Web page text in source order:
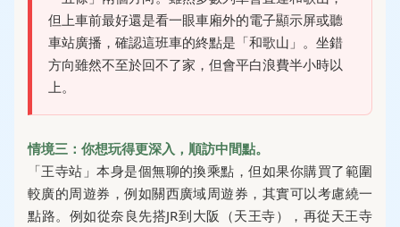
但上車前最好還是看一眼車廂外的電子顯示屏或聽
車站廣播，確認這班車的終點是「和歌山」。坐錯
方向雖然不至於回不了家，但會平白浪費半小時以
上。
情境三：你想玩得更深入，順訪中間點。
「王寺站」本身是個無聊的換乘點，但如果你購買了範圍
較廣的周遊券，例如關西廣域周遊券，其實可以考慮繞一
點路。例如從奈良先搭JR到大阪（天王寺），再從天王寺